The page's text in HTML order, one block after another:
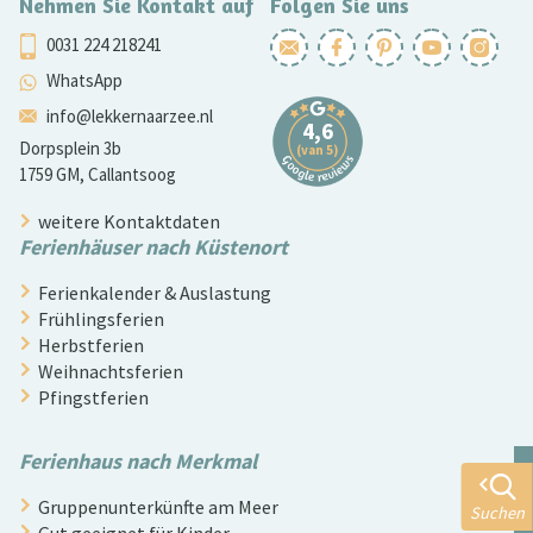
0031 224 218241
WhatsApp
info@lekkernaarzee.nl
Dorpsplein 3b
1759 GM, Callantsoog
weitere Kontaktdaten
Ferienhäuser nach Küstenort
Ferienkalender & Auslastung
Frühlingsferien
Herbstferien
Weihnachtsferien
Pfingstferien
Ferienhaus nach Merkmal
Gruppenunterkünfte am Meer
Suchen